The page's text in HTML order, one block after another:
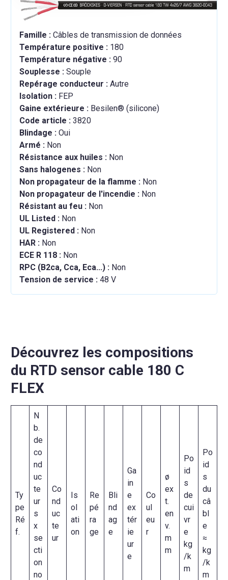
Famille : Câbles de transmission de données
Température positive : 180
Température négative : 90
Souplesse : Souple
Repérage conducteur : Autre
Isolation : FEP
Gaine extérieure : Besilen® (silicone)
Code article : 3820
Blindage : Oui
Armé : Non
Résistance aux huiles : Non
Sans halogenes : Non
Non propagateur de la flamme : Non
Non propagateur de l'incendie : Non
Résistant au feu : Non
UL Listed : Non
UL Registered : Non
HAR : Non
ECE R 118 : Non
RPC (B2ca, Cca, Eca...) : Non
Tension de service : 48 V
Découvrez les compositions
du RTD sensor cable 180 C
FLEX
Ty
pe
Ré
f.
N
b.
de
co
nd
uc
te
ur
s
x
se
cti
on
no
Co
nd
uc
te
ur
Is
ol
ati
on
Re
pé
ra
ge
Bli
nd
ag
e
Ga
in
e
ex
tér
ie
ur
e
Co
ul
eu
r
ø
ex
t.
en
v.
m
m
Po
id
s
de
cui
vr
e
kg
/k
m
Po
id
s
du
câ
bl
e
≈
kg
/k
m